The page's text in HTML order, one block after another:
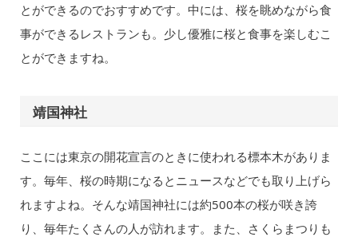
とができるのでおすすめです。中には、桜を眺めながら食
事ができるレストランも。少し優雅に桜と食事を楽しむこ
とができますね。
靖国神社
ここには東京の開花宣言のときに使われる標本木がありま
す。毎年、桜の時期になるとニュースなどでも取り上げら
れますよね。そんな靖国神社には約500本の桜が咲き誇
り、毎年たくさんの人が訪れます。また、さくらまつりも